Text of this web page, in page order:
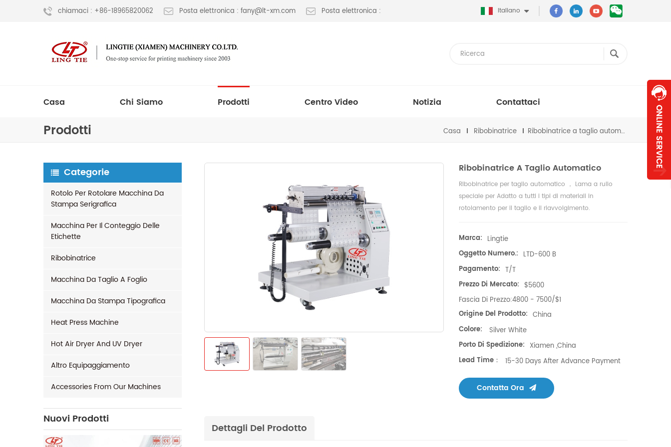
chiamaci : +86-18965820062 Posta elettronica : fany@lt-xm.com Posta elettronica : Italiano
Casa Chi Siamo Prodotti Centro Video Notizia Contattaci
Prodotti Casa Ribobinatrice Ribobinatrice a taglio automatico
Categorie
Rotolo Per Rotolare Macchina Da
Stampa Serigrafica
Macchina Per Il Conteggio Delle
Etichette
Ribobinatrice
Macchina Da Taglio A Foglio
Macchina Da Stampa Tipografica
Heat Press Machine
Hot Air Dryer And UV Dryer
Altro Equipaggiamento
Accessories From Our Machines
Nuovi Prodotti
Ribobinatrice A Taglio Automatico
Ribobinatrice per taglio automatico ， Lama a rullo
speciale per Adatto a tutti i tipi di materiali in
rotolamento per il taglio e il riavvolgimento.
Marca: Lingtie
Oggetto Numero.: LTD-600 B
Pagamento: T/T
Prezzo Di Mercato: $5600
Fascia Di Prezzo:4800 - 7500/$1
Origine Del Prodotto: China
Colore:
Silver White
Porto Di Spedizione: Xiamen ,China
Lead Time：
15-30 Days After Advance Payment
Contatta Ora
Dettagli Del Prodotto